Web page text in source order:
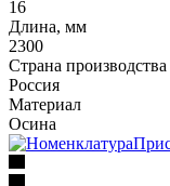
16
Длина, мм
2300
Страна производства
Россия
Материал
Осина